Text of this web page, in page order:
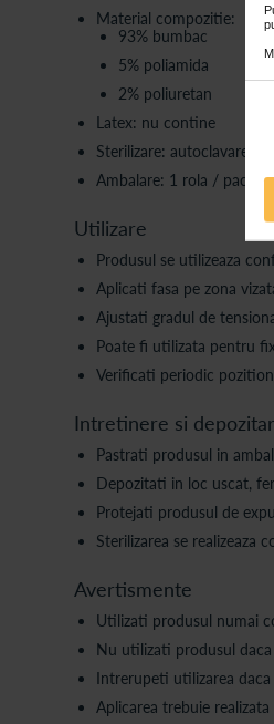
Material compozitie:
93% bumbac
5% poliamida
2% poliuretan
Latex: nu contine
Sterilizare: autoclavare la
Ambalare: 1 rola / pachet
Utilizare
Produsul se utilizeaza
Aplicati fasa pe zona
Ajustati gradul de
Poate fi utilizata pentru
Verificati periodic
Intretinere si
Pastrati produsul in
Depozitati in loc uscat,
Protejati produsul de
Sterilizarea se
Avertismente
Utilizati produsul numai
Nu utilizati produsul
Intrerupeti utilizarea
Aplicarea trebuie